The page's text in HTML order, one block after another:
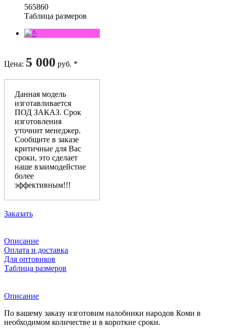
565860
Таблица размеров
Цена: 5 000 руб. *
Данная модель
изготавливается
ПОД ЗАКАЗ. Срок
изготовления
уточнит менеджер.
Сообщите в заказе
критичные для Вас
сроки, это сделает
наше взаимодейстие
более
эффективным!!!
Заказать
Описание
Оплата и доставка
Для оптовиков
Таблица размеров
Описание
По вашему заказу изготовим налобники народов Коми в
необходимом количестве и в короткие сроки.